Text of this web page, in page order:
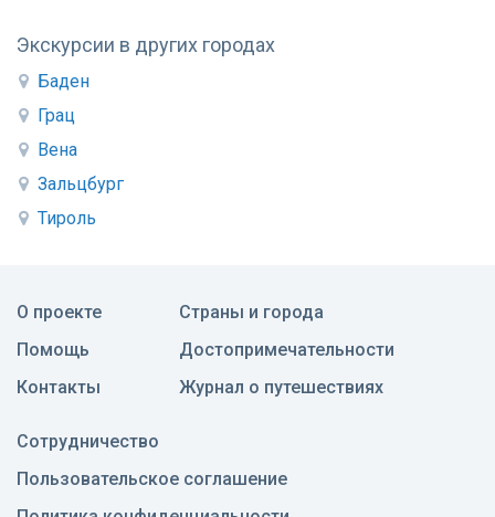
Экскурсии в других городах
Баден
Грац
Вена
Зальцбург
Тироль
О проекте
Помощь
Контакты
Страны и города
Достопримечательности
Журнал о путешествиях
Сотрудничество
Пользовательское соглашение